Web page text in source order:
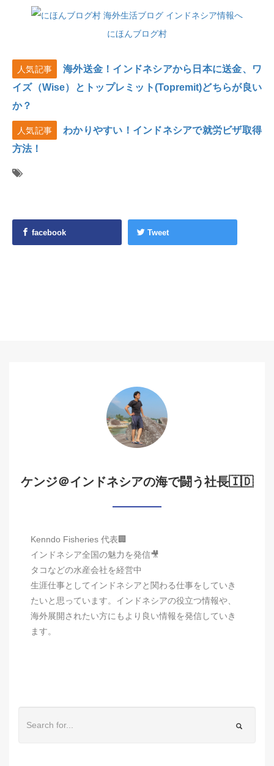
にほんブログ村
人気記事
海外送金！インドネシアから日本に送金、ワ
イズ（Wise）とトップレミット(Topremit)どちらが良い
か？
人気記事
わかりやすい！インドネシアで就労ビザ取得
方法！
facebook Tweet
ケンジ＠インドネシアの海で闘う社長🇮🇩
Kenndo Fisheries 代表🏢
インドネシア全国の魅力を発信🎥
タコなどの水産会社を経営中
生涯仕事としてインドネシアと関わる仕事をしていき
たいと思っています。インドネシアの役立つ情報や、
海外展開されたい方にもより良い情報を発信していき
ます。